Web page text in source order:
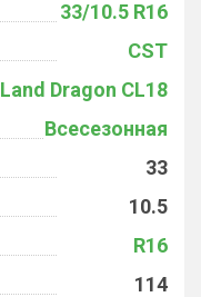
33/10.5 R16
CST
Land Dragon CL18
Всесезонная
33
10.5
R16
114